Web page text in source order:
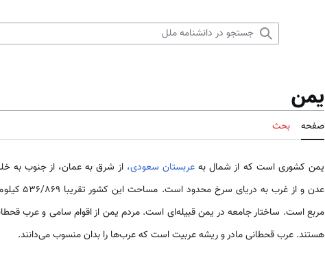
یمن
صفحه بحث
یمن کشوری است که از شمال بهعربستان سعودی، از شرق به عمان، از جنوب به
عدن و از غرب به دریای سرخ محدود است. مساحت
مربع است. ساختار جامعه در یمن قبیله‌ای است. مردم یمن از اقوام سامی و عرب
هستند. عرب قحطانی مادر و ریشه عربیت است که عرب‌ها را بدان منسوب می‌دانند.